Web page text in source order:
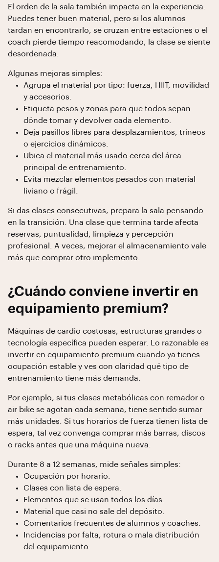
El orden de la sala también impacta en la experiencia.
Puedes tener buen material, pero si los alumnos
tardan en encontrarlo, se cruzan entre estaciones o el
coach pierde tiempo reacomodando, la clase se siente
desordenada.
Algunas mejoras simples:
Agrupa el material por tipo: fuerza, HIIT, movilidad
y accesorios.
Etiqueta pesos y zonas para que todos sepan
dónde tomar y devolver cada elemento.
Deja pasillos libres para desplazamientos, trineos
o ejercicios dinámicos.
Ubica el material más usado cerca del área
principal de entrenamiento.
Evita mezclar elementos pesados con material
liviano o frágil.
Si das clases consecutivas, prepara la sala pensando
en la transición. Una clase que termina tarde afecta
reservas, puntualidad, limpieza y percepción
profesional. A veces, mejorar el almacenamiento vale
más que comprar otro implemento.
¿Cuándo conviene invertir en
equipamiento premium?
Máquinas de cardio costosas, estructuras grandes o
tecnología específica pueden esperar. Lo razonable es
invertir en equipamiento premium cuando ya tienes
ocupación estable y ves con claridad qué tipo de
entrenamiento tiene más demanda.
Por ejemplo, si tus clases metabólicas con remador o
air bike se agotan cada semana, tiene sentido sumar
más unidades. Si tus horarios de fuerza tienen lista de
espera, tal vez convenga comprar más barras, discos
o racks antes que una máquina nueva.
Durante 8 a 12 semanas, mide señales simples:
Ocupación por horario.
Clases con lista de espera.
Elementos que se usan todos los días.
Material que casi no sale del depósito.
Comentarios frecuentes de alumnos y coaches.
Incidencias por falta, rotura o mala distribución
del equipamiento.